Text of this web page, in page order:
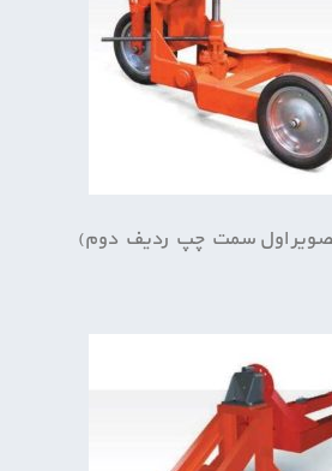
اول سمت چپ ردیف دوم)